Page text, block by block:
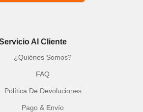
Al Cliente
¿Quiénes Somos?
FAQ
Política De Devoluciones
Pago & Envío